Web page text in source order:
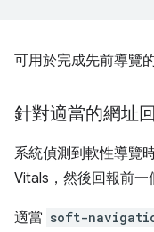
可用於完成先前導覽
針對適當的網址
系統偵測到軟性導覽
Vitals，然後回報前一
適當 soft-